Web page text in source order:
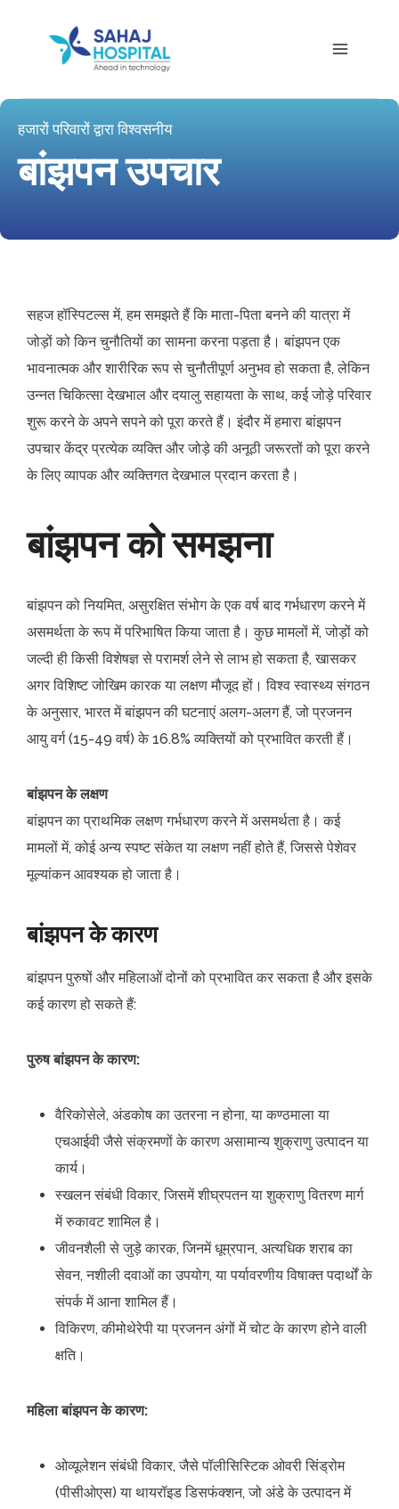
हजारों परिवारों द्वारा विश्वसनीय
बांझपन उपचार
सहज हॉस्पिटल्स में, हम समझते हैं कि माता-पिता बनने की यात्रा में
जोड़ों को किन चुनौतियों का सामना करना पड़ता है। बांझपन एक
भावनात्मक और शारीरिक रूप से चुनौतीपूर्ण अनुभव हो सकता है, लेकिन
उन्नत चिकित्सा देखभाल और दयालु सहायता के साथ, कई जोड़े परिवार
शुरू करने के अपने सपने को पूरा करते हैं। इंदौर में हमारा बांझपन
उपचार केंद्र प्रत्येक व्यक्ति और जोड़े की अनूठी जरूरतों को पूरा करने
के लिए व्यापक और व्यक्तिगत देखभाल प्रदान करता है।
बांझपन को समझना
बांझपन को नियमित, असुरक्षित संभोग के एक वर्ष बाद गर्भधारण करने में
असमर्थता के रूप में परिभाषित किया जाता है। कुछ मामलों में, जोड़ों को
जल्दी ही किसी विशेषज्ञ से परामर्श लेने से लाभ हो सकता है, खासकर
अगर विशिष्ट जोखिम कारक या लक्षण मौजूद हों। विश्व स्वास्थ्य संगठन
के अनुसार, भारत में बांझपन की घटनाएं अलग-अलग हैं, जो प्रजनन
आयु वर्ग (15-49 वर्ष) के 16.8% व्यक्तियों को प्रभावित करती हैं।
बांझपन के लक्षण
बांझपन का प्राथमिक लक्षण गर्भधारण करने में असमर्थता है। कई
मामलों में, कोई अन्य स्पष्ट संकेत या लक्षण नहीं होते हैं, जिससे पेशेवर
मूल्यांकन आवश्यक हो जाता है।
बांझपन के कारण
बांझपन पुरुषों और महिलाओं दोनों को प्रभावित कर सकता है और इसके
कई कारण हो सकते हैं:
पुरुष बांझपन के कारण:
वैरिकोसेले, अंडकोष का उतरना न होना, या कण्ठमाला या
एचआईवी जैसे संक्रमणों के कारण असामान्य शुक्राणु उत्पादन या
कार्य।
स्खलन संबंधी विकार, जिसमें शीघ्रपतन या शुक्राणु वितरण मार्ग
में रुकावट शामिल है।
जीवनशैली से जुड़े कारक, जिनमें धूम्रपान, अत्यधिक शराब का
सेवन, नशीली दवाओं का उपयोग, या पर्यावरणीय विषाक्त पदार्थों के
संपर्क में आना शामिल हैं।
विकिरण, कीमोथेरेपी या प्रजनन अंगों में चोट के कारण होने वाली
क्षति।
महिला बांझपन के कारण:
ओव्यूलेशन संबंधी विकार, जैसे पॉलीसिस्टिक ओवरी सिंड्रोम
(पीसीओएस) या थायरॉइड डिसफंक्शन, जो अंडे के उत्पादन में